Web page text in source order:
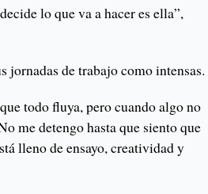
lo que va a hacer es ella”,
de trabajo como intensas.
todo fluya, pero cuando algo no
me detengo hasta que siento que
lleno de ensayo, creatividad y